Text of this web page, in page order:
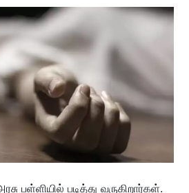
பள்ளியில் படித்து வருகிறார்கள்.